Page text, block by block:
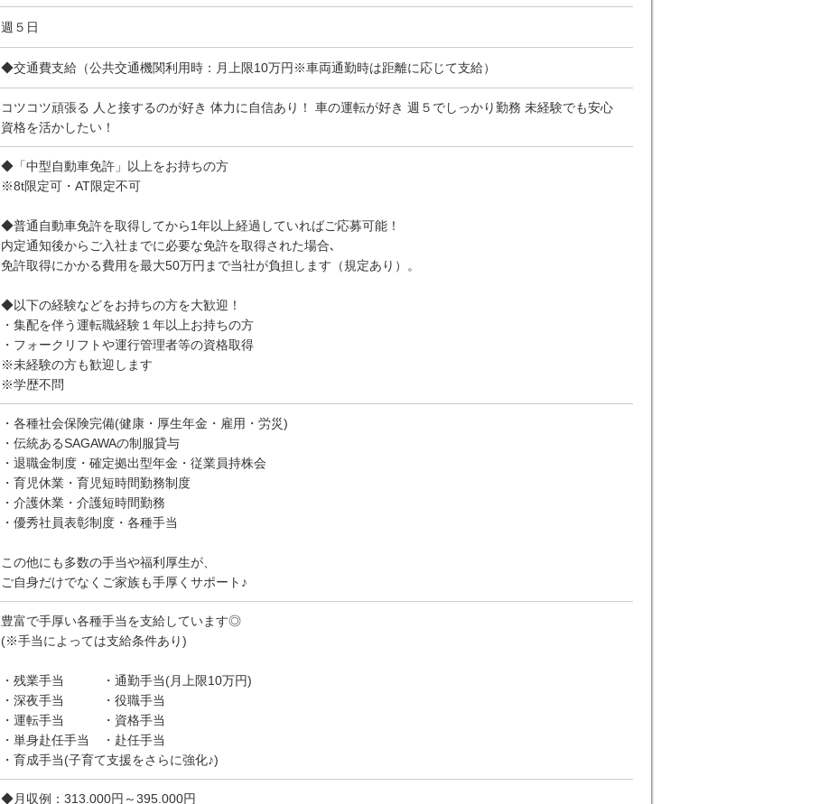
週５日
◆交通費支給（公共交通機関利用時：月上限10万円※車両通勤時は距離に応じて支給）
コツコツ頑張る 人と接するのが好き 体力に自信あり！ 車の運転が好き 週５でしっかり勤務 未経験でも安心
資格を活かしたい！
◆「中型自動車免許」以上をお持ちの方
※8t限定可・AT限定不可
◆普通自動車免許を取得してから1年以上経過していればご応募可能！
内定通知後からご入社までに必要な免許を取得された場合､
免許取得にかかる費用を最大50万円まで当社が負担します（規定あり）。
◆以下の経験などをお持ちの方を大歓迎！
・集配を伴う運転職経験１年以上お持ちの方
・フォークリフトや運行管理者等の資格取得
※未経験の方も歓迎します
※学歴不問
・各種社会保険完備(健康・厚生年金・雇用・労災)
・伝統あるSAGAWAの制服貸与
・退職金制度・確定拠出型年金・従業員持株会
・育児休業・育児短時間勤務制度
・介護休業・介護短時間勤務
・優秀社員表彰制度・各種手当
この他にも多数の手当や福利厚生が、
ご自身だけでなくご家族も手厚くサポート♪
豊富で手厚い各種手当を支給しています◎
(※手当によっては支給条件あり)
・残業手当 ・通勤手当(月上限10万円)
・深夜手当 ・役職手当
・運転手当 ・資格手当
・単身赴任手当 ・赴任手当
・育成手当(子育て支援をさらに強化♪)
◆月収例：313.000円～395.000円